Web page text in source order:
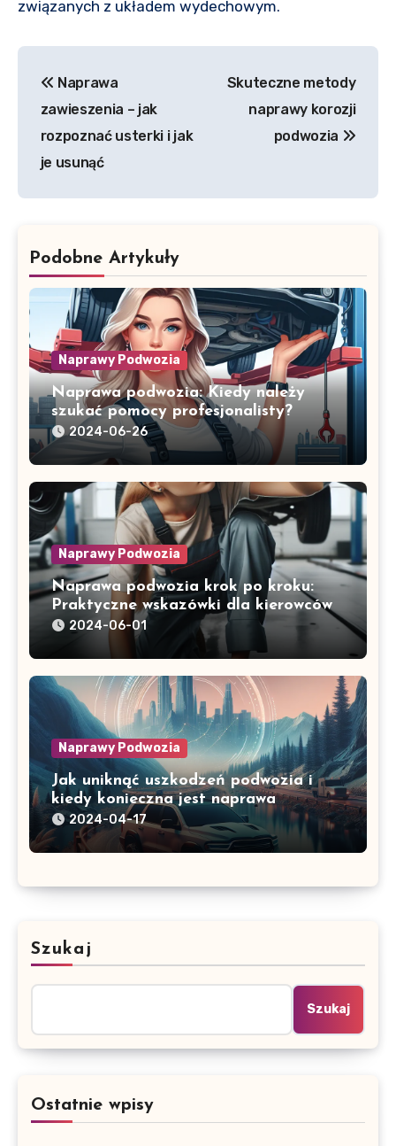
związanych z układem wydechowym.
wpisu
Naprawa
zawieszenia – jak
rozpoznać usterki i jak
je usunąć
Skuteczne metody
naprawy korozji
podwozia
Podobne Artykuły
Naprawy Podwozia
Naprawa podwozia: Kiedy należy
szukać pomocy profesjonalisty?
2024-06-26
Naprawy Podwozia
Naprawa podwozia krok po kroku:
Praktyczne wskazówki dla kierowców
2024-06-01
Naprawy Podwozia
Jak uniknąć uszkodzeń podwozia i
kiedy konieczna jest naprawa
2024-04-17
Szukaj
Szukaj
Ostatnie wpisy